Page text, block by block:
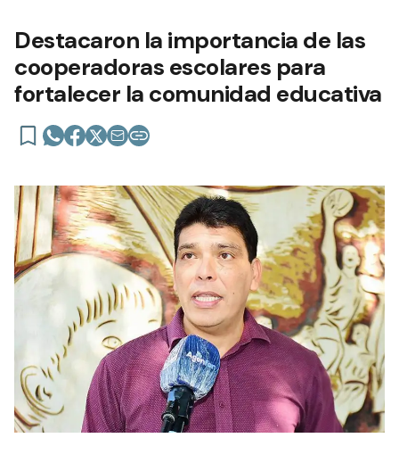
Destacaron la importancia de las
cooperadoras escolares para
fortalecer la comunidad educativa